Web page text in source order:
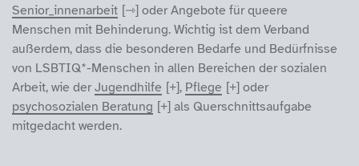
Senior_innenarbeit
oder Angebote für queere
Menschen mit Behinderung. Wichtig ist dem Verband
außerdem, dass die besonderen Bedarfe und Bedürfnisse
von LSBTIQ*-Menschen in allen Bereichen der sozialen
Arbeit, wie derJugendhilfe , Pflege
oder
psychosozialen Beratung
als Querschnittsaufgabe
mitgedacht werden.